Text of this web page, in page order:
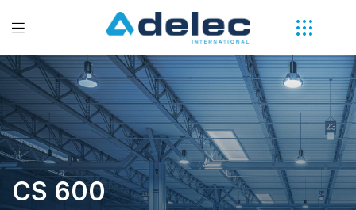
CS 600